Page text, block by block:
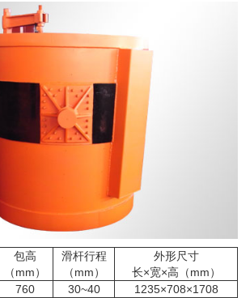
包高
（mm）
滑杆行程
（mm）
外形尺寸
长×宽×高（mm）
760 30~40
1235×708×1708